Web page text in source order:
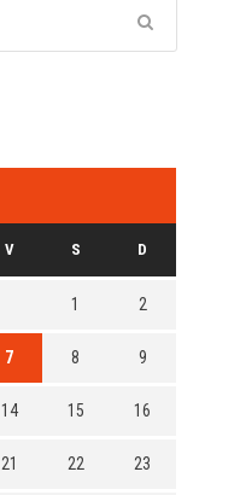
V S D
1 2
7 8 9
14 15 16
21 22 23